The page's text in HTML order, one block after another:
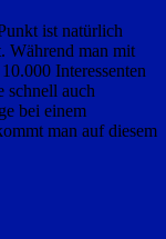
ist natürlich
Während man mit
Interessenten
schnell auch
bei einem
man auf diesem